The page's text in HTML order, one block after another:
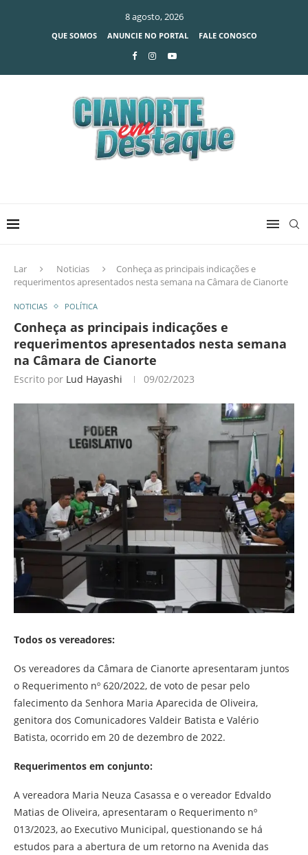
8 agosto, 2026
QUE SOMOS ANUNCIE NO PORTAL FALE CONOSCO
Lar Noticias
Conheça as principais indicações e
requerimentos apresentados nesta semana na Câmara de Cianorte
NOTICIAS POLÍTICA
Conheça as principais indicações e
requerimentos apresentados nesta semana
na Câmara de Cianorte
Escrito por Lud Hayashi 09/02/2023
Todos os vereadores:
Os vereadores da Câmara de Cianorte apresentaram juntos
o Requerimento nº 620/2022, de voto de pesar pelo
falecimento da Senhora Maria Aparecida de Oliveira,
genitora dos Comunicadores Valdeir Batista e Valério
Batista, ocorrido em 20 de dezembro de 2022.
Requerimentos em conjunto:
A vereadora Maria Neuza Casassa e o vereador Edvaldo
Matias de Oliveira, apresentaram o Requerimento nº
013/2023, ao Executivo Municipal, questionando se há
estudos para a abertura de um retorno na Avenida das